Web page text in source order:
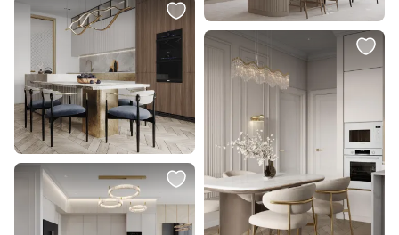
7 200 ₽
Подвес Kink Light Меркурий
07562-30,21
В корзину
Подвес Favourite Oportet 2786-
1P
В корзину